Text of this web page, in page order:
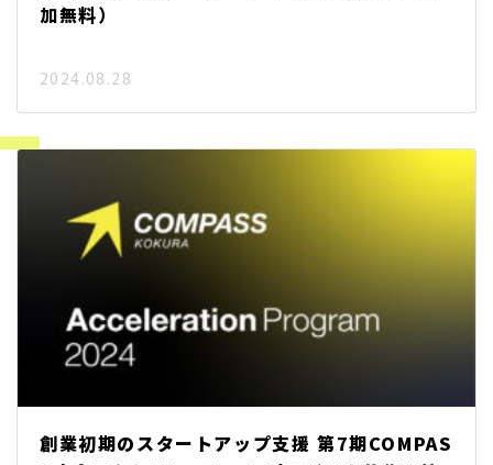
加無料）
2024.08.28
創業初期のスタートアップ支援 第7期COMPAS